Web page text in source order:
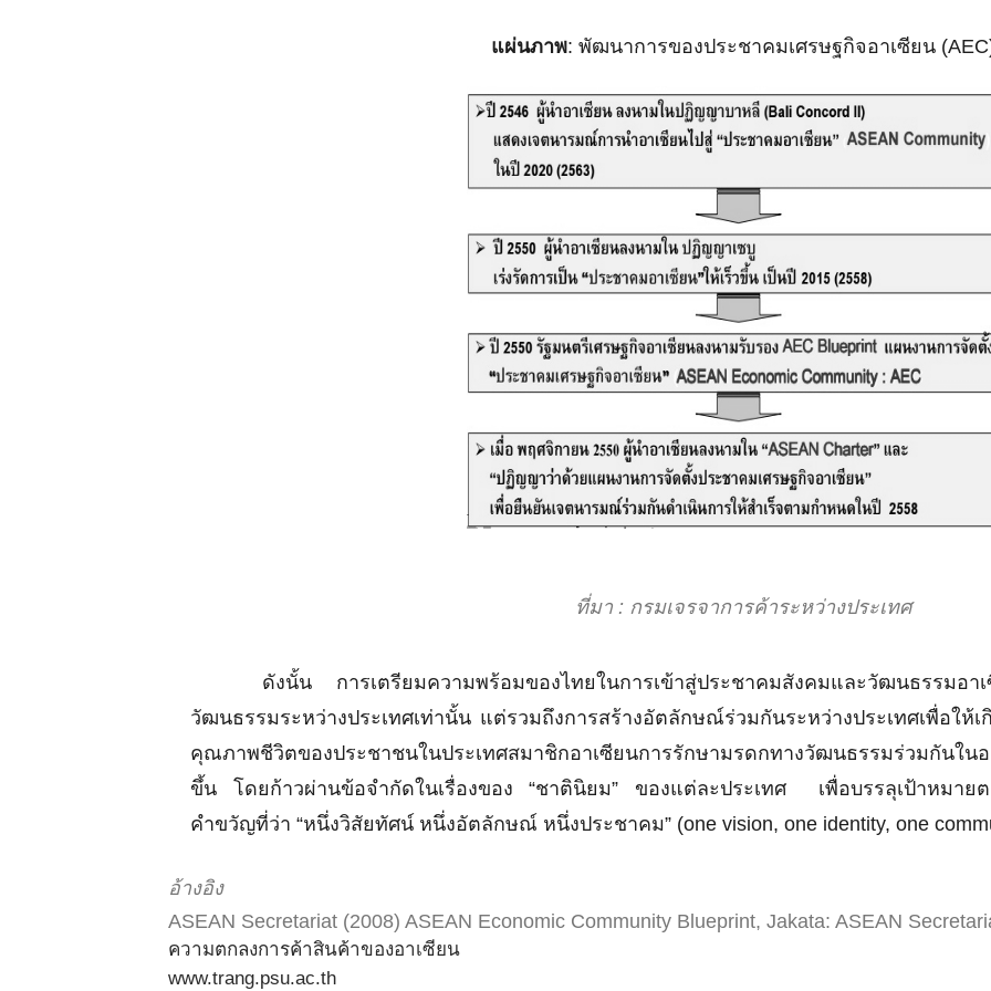
แผ่นภาพ: พัฒนาการของประชาคมเศรษฐกิจอาเซียน
ที่มา : กรมเจรจาการค้าระหว่างประเทศ
ดังนั้น การเตรียมความพร้อมของไทยในการเข้าสู่ประชาคมสังคมและวัฒนธรรมอาเซี
วัฒนธรรมระหว่างประเทศเท่านั้น แต่รวมถึงการสร้างอัตลักษณ์ร่วมกันระหว่างประเทศเพื่อให้
คุณภาพชีวิตของประชาชนในประเทศสมาชิกอาเซียนการรักษามรดกทางวัฒนธรรมร่วมกัน
ขึ้น โดยก้าวผ่านข้อจำกัดในเรื่องของ “ชาตินิยม” ของแต่ละประเทศ เพื่อบรรลุเป้าหมายต
คำขวัญที่ว่า “หนึ่งวิสัยทัศน์ หนึ่งอัตลักษณ์ หนึ่งประชาคม” (one vision, one identity, one
อ้างอิง
ASEAN Secretariat (2008) ASEAN Economic Community Blueprint, Jakata: ASEAN
ความตกลงการค้าสินค้าของอาเซียน
www.trang.psu.ac.th